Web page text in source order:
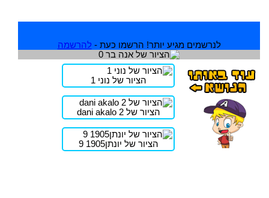
לנרשמים מגיע יותר! הרשמו כעת - להרשמה
הציור של נוני 1
הציור של dani akalo 2
הציור של יונתן1905 9